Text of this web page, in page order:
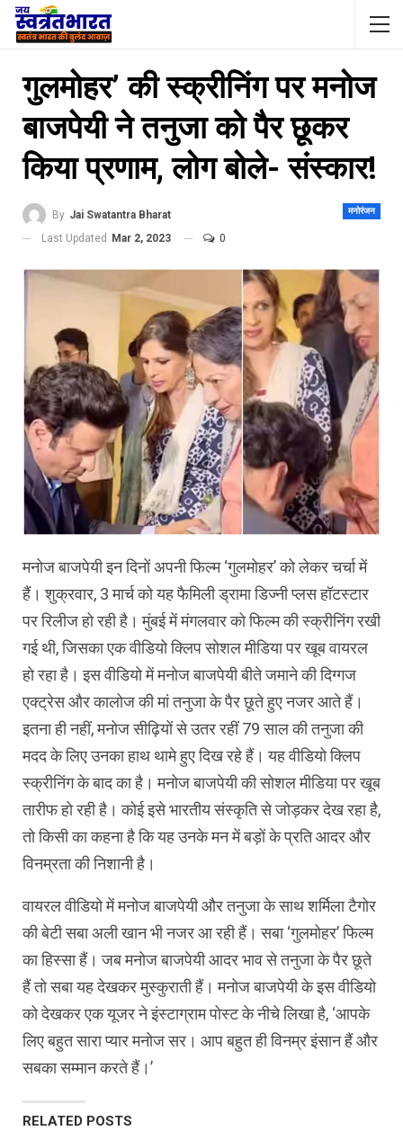
गुलमोहर’ की स्‍क्रीनिंग पर मनोज
बाजपेयी ने तनुजा को पैर छूकर
किया प्रणाम, लोग बोले- संस्‍कार!
मनोरंजन
By Jai Swatantra Bharat
Last Updated Mar 2, 2023 0
मनोज बाजपेयी इन दिनों अपनी फिल्‍म ‘गुलमोहर’ को लेकर चर्चा में
हैं। शुक्रवार, 3 मार्च को यह फैमिली ड्रामा डिज्‍नी प्‍लस हॉटस्‍टार
पर रिलीज हो रही है। मुंबई में मंगलवार को फिल्‍म की स्‍क्रीनिंग रखी
गई थी, जिसका एक वीडियो क्‍ल‍िप सोशल मीडिया पर खूब वायरल
हो रहा है। इस वीडियो में मनोज बाजपेयी बीते जमाने की दिग्‍गज
एक्‍ट्रेस और कालोज की मां तनुजा के पैर छूते हुए नजर आते हैं।
इतना ही नहीं, मनोज सीढ़‍ियों से उतर रहीं 79 साल की तनुजा की
मदद के लिए उनका हाथ थामे हुए दिख रहे हैं। यह वीडियो क्‍ल‍िप
स्‍क्रीनिंग के बाद का है। मनोज बाजपेयी की सोशल मीडिया पर खूब
तारीफ हो रही है। कोई इसे भारतीय संस्‍कृति से जोड़कर देख रहा है,
तो किसी का कहना है कि यह उनके मन में बड़ों के प्रति आदर और
विनम्रता की निशानी है।
वायरल वीडियो में मनोज बाजपेयी और तनुजा के साथ शर्मिला टैगोर
की बेटी सबा अली खान भी नजर आ रही हैं। सबा ‘गुलमोहर’ फिल्‍म
का हिस्‍सा हैं। जब मनोज बाजपेयी आदर भाव से तनुजा के पैर छूते
हैं तो सबा यह देखकर मुस्‍कुराती हैं। मनोज बाजपेयी के इस वीडियो
को देखकर एक यूजर ने इंस्‍टाग्राम पोस्‍ट के नीचे लिखा है, ‘आपके
लिए बहुत सारा प्‍यार मनोज सर। आप बहुत ही विनम्र इंसान हैं और
सबका सम्‍मान करते हैं।’
RELATED POSTS